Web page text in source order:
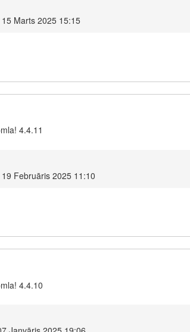
Marts 2025 15:15
4.4.11
Februāris 2025 11:10
4.4.10